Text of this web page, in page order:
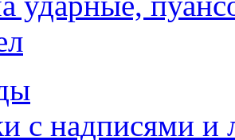
с надписями и